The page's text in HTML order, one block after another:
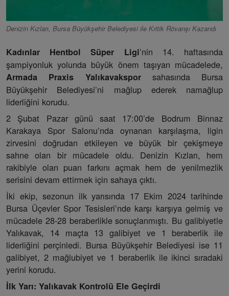
Denizin Kızları, Bursa Büyükşehir Belediyesi ile Kritik Rövanşı Kazandı
Kadınlar Hentbol Süper Ligi’nin 14. haftasında
şampiyonluk yolunda büyük önem taşıyan mücadelede,
Armada Praxis Yalıkavakspor sahasında Bursa
Büyükşehir Belediyesi’ni mağlup ederek namağlup
liderliğini korudu.
2 Şubat Pazar günü saat 17:00’de Bodrum Binnaz
Karakaya Spor Salonu’nda oynanan karşılaşma, ligin
zirvesini doğrudan etkileyen ve büyük bir çekişmeye
sahne olan bir mücadele oldu. Denizin Kızları, hem
rakibiyle olan puan farkını açmak hem de yenilmezlik
serisini devam ettirmek için sahaya çıktı.
İki ekip, sezonun ilk yarısında 17 Ekim 2024 tarihinde
Bursa Üçevler Spor Tesisleri’nde karşı karşıya gelmiş ve
mücadele 28-28 beraberlikle sonuçlanmıştı. Bu galibiyetle
Yalıkavak, 14 maçta 13 galibiyet ve 1 beraberlik ile
liderliğini perçinledi. Bursa Büyükşehir Belediyesi ise 11
galibiyet, 2 mağlubiyet ve 1 beraberlik ile ikinci sıradaki
yerini korudu.
İlk Yarı: Yalıkavak Kontrolü Ele Geçirdi